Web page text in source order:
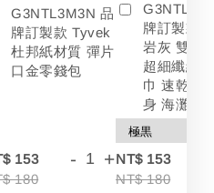
G3NTL3M3N 品
牌訂製款 Tyvek
杜邦紙材質 彈片
口金零錢包
153
180
- +
牌訂製款
岩灰 雙色
超細纖維
巾 速乾 吸
身 海灘
NT$ 153
NT$ 180